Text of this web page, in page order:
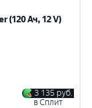
(120 Ач, 12 V)
3 135 руб.
в Сплит